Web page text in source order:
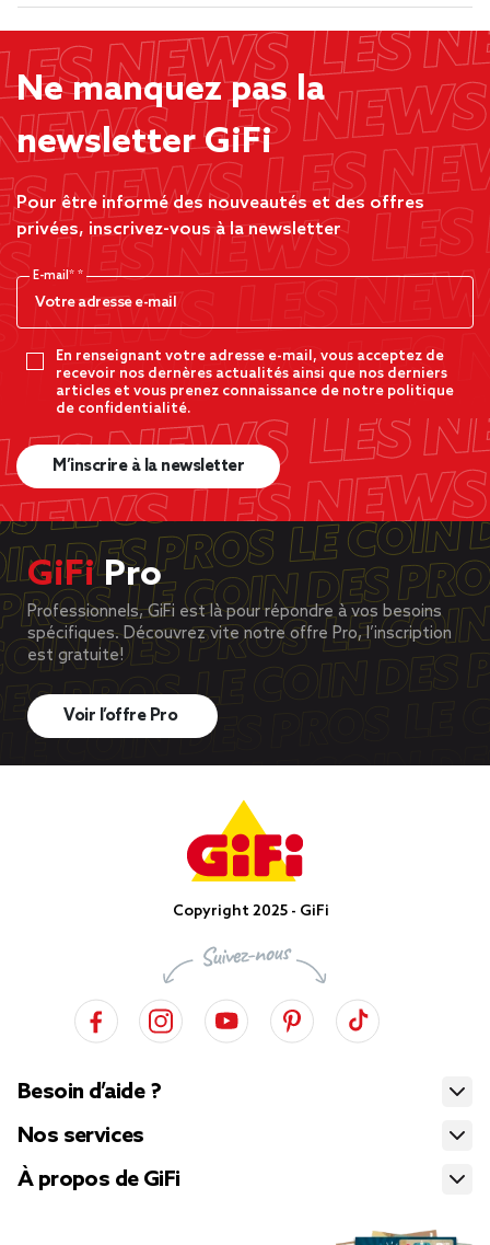
Ne manquez pas la
newsletter GiFi
Pour être informé des nouveautés et des offres
privées, inscrivez-vous à la newsletter
E-mail*
En renseignant votre adresse e-mail, vous acceptez de
recevoir nos dernères actualités ainsi que nos derniers
articles et vous prenez connaissance de notre politique
de confidentialité.
M’inscrire à la newsletter
GiFiPro
Professionnels, GiFi est là pour répondre à vos besoins
spécifiques. Découvrez vite notre offre Pro, l’inscription
est gratuite!
Voir l’offre Pro
Copyright 2025 - GiFi
Besoin d’aide ?
Nos services
À propos de GiFi